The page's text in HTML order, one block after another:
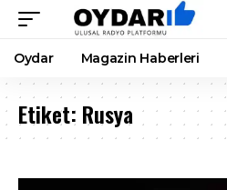
Oydar Magazin Haberleri
Etiket: Rusya